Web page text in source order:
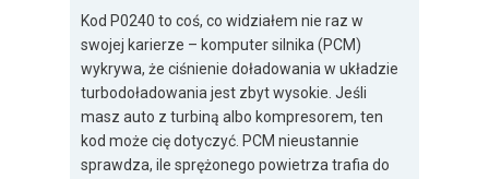
Kod P0240 to coś, co widziałem nie raz w
swojej karierze – komputer silnika (PCM)
wykrywa, że ciśnienie doładowania w układzie
turbodoładowania jest zbyt wysokie. Jeśli
masz auto z turbiną albo kompresorem, ten
kod może cię dotyczyć. PCM nieustannie
sprawdza, ile sprężonego powietrza trafia do